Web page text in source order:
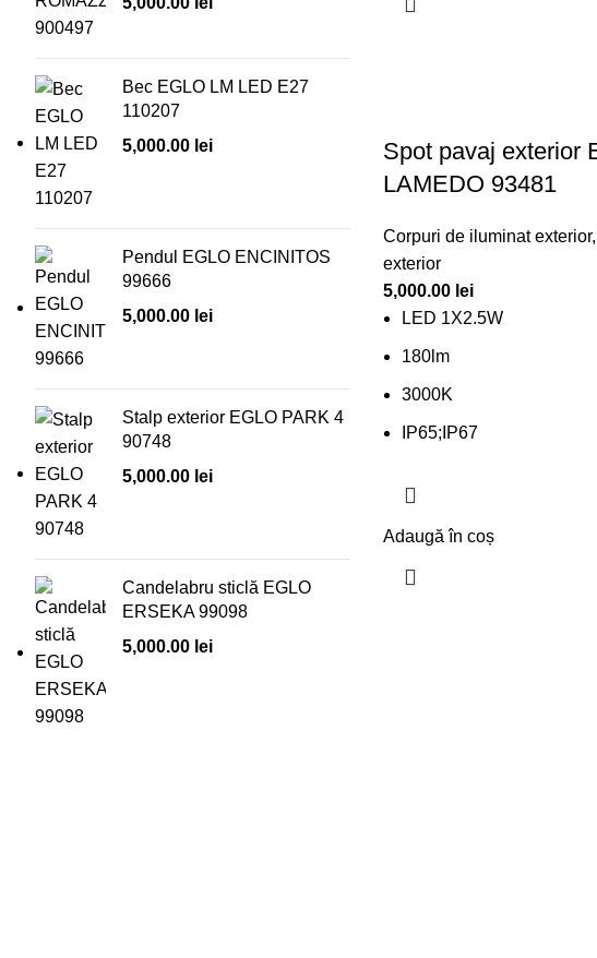
Bec EGLO LM LED E27
110207
5,000.00 lei
Pendul EGLO ENCINITOS
99666
5,000.00 lei
Stalp exterior EGLO PARK 4
90748
5,000.00 lei
Candelabru sticlă EGLO
ERSEKA 99098
5,000.00 lei
Spot pavaj exterior
LAMEDO 93481
Corpuri de iluminat exterior,
exterior
5,000.00 lei
LED 1X2.5W
180lm
3000K
IP65;IP67
Adaugă în coș